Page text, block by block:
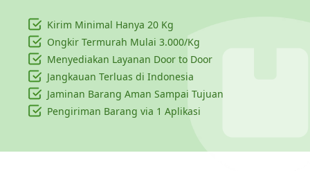
Kirim Minimal Hanya 20 Kg
Ongkir Termurah Mulai 3.000/Kg
Menyediakan Layanan Door to Door
Jangkauan Terluas di Indonesia
Jaminan Barang Aman Sampai Tujuan
Pengiriman Barang via 1 Aplikasi